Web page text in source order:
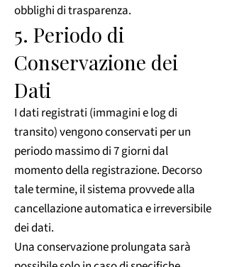
obblighi di trasparenza.
5. Periodo di
Conservazione dei
Dati
I dati registrati (immagini e log di
transito) vengono conservati per un
periodo massimo di 7 giorni dal
momento della registrazione. Decorso
tale termine, il sistema provvede alla
cancellazione automatica e irreversibile
dei dati.
Una conservazione prolungata sarà